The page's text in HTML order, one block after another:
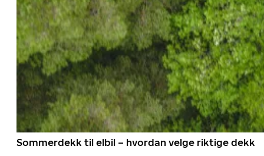
Sommerdekk til elbil – hvordan velge riktige dekk